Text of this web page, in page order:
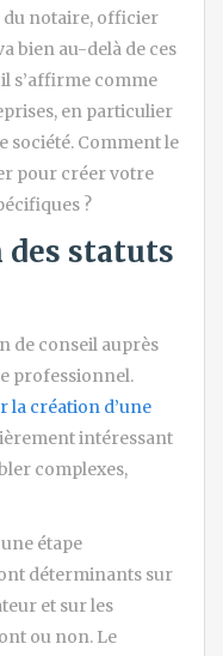
du notaire, officier
bien au-delà de ces
s’affirme comme
en particulier
société. Comment le
pour créer votre
?
des statuts
de conseil auprès
professionnel.
la création d’une
intéressant
complexes,
étape
déterminants sur
et sur les
ou non. Le